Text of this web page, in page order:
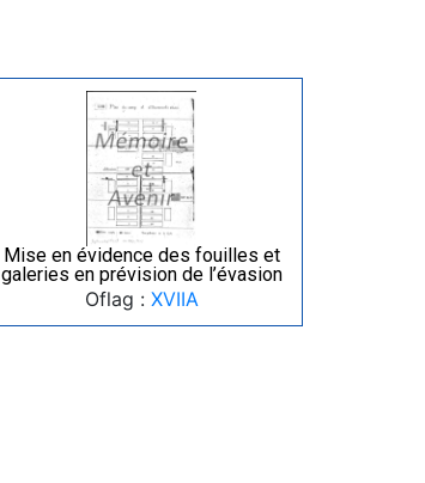
Mise en évidence des fouilles et
galeries en prévision de l’évasion
Oflag : XVIIA